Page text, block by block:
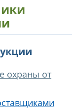
охраны от